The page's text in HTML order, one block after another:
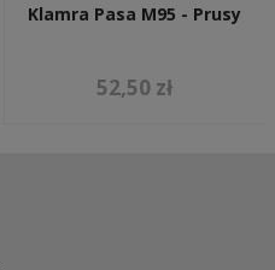
Klamra Pasa M95 - Prusy
52,50 zł